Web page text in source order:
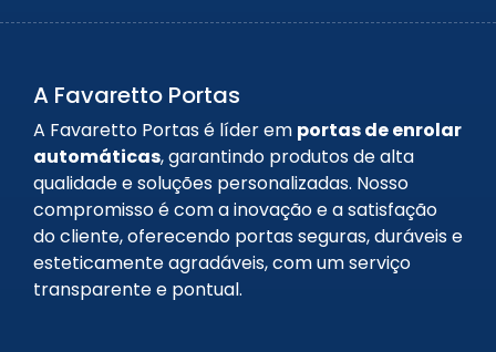
A Favaretto Portas
A Favaretto Portas é líder em portas de enrolar
automáticas, garantindo produtos de alta
qualidade e soluções personalizadas. Nosso
compromisso é com a inovação e a satisfação
do cliente, oferecendo portas seguras, duráveis e
esteticamente agradáveis, com um serviço
transparente e pontual.